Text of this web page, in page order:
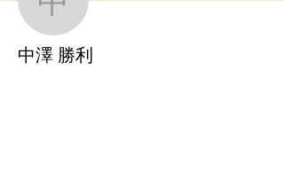
中澤 勝利
中澤 勝利